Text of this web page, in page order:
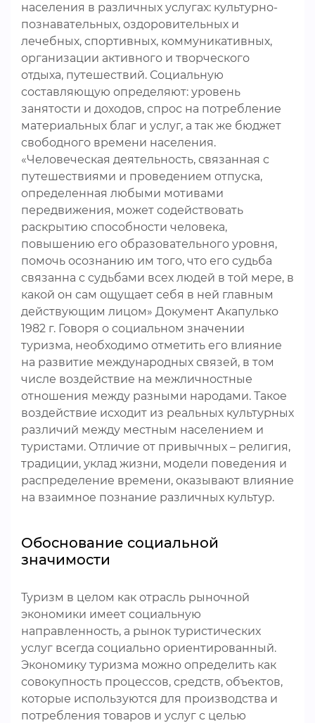
населения в различных услугах: культурно-
познавательных, оздоровительных и
лечебных, спортивных, коммуникативных,
организации активного и творческого
отдыха, путешествий. Социальную
составляющую определяют: уровень
занятости и доходов, спрос на потребление
материальных благ и услуг, а так же бюджет
свободного времени населения.
«Человеческая деятельность, связанная с
путешествиями и проведением отпуска,
определенная любыми мотивами
передвижения, может содействовать
раскрытию способности человека,
повышению его образовательного уровня,
помочь осознанию им того, что его судьба
связанна с судьбами всех людей в той мере, в
какой он сам ощущает себя в ней главным
действующим лицом» Документ Акапулько
1982 г. Говоря о социальном значении
туризма, необходимо отметить его влияние
на развитие международных связей, в том
числе воздействие на межличностные
отношения между разными народами. Такое
воздействие исходит из реальных культурных
различий между местным населением и
туристами. Отличие от привычных – религия,
традиции, уклад жизни, модели поведения и
распределение времени, оказывают влияние
на взаимное познание различных культур.
Обоснование социальной
значимости
Туризм в целом как отрасль рыночной
экономики имеет социальную
направленность, а рынок туристических
услуг всегда социально ориентированный.
Экономику туризма можно определить как
совокупность процессов, средств, объектов,
которые используются для производства и
потребления товаров и услуг с целью